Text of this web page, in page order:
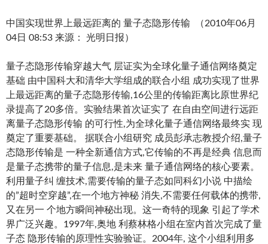
中国实现世界上最远距离的 量子态隐形传输 （2010年06月
04日 08:53 来源： 光明日报）
量子态隐形传输穿越大气 层证实为全球化量子通信网络奠定
基础 由中国科大和清华大学组成的联合小组 成功实现了世界
上最远距离的量子态隐形传输,16公里的传输距离比原世界纪
录提高了20多倍。实验结果首次证实了 在自由空间进行远距
离量子态隐形传输 的可行性,为全球化量子通信网络最终实 现
奠定了重要基础。 据联合小组研究 成员彭承志教授介绍,量子
态隐形传输是 一种全新通信方式,它传输的不再是经典 信息而
是量子态携带的量子信息,是未来 量子通信网络的核心要素。
利用量子纠 缠技术,需要传输的量子态如同科幻小说 中描绘
的”超时空穿越”,在一个地方神秘 消失,不需要任何载体的携带,
又在另一 个地方瞬间神秘出现。这一奇特的现象 引起了学术
界广泛兴趣。1997年,奥地 利蔡林格小组在室内首次完成了量
子态 隐形传输的原理性实验验证。2004年, 这个小组利用多